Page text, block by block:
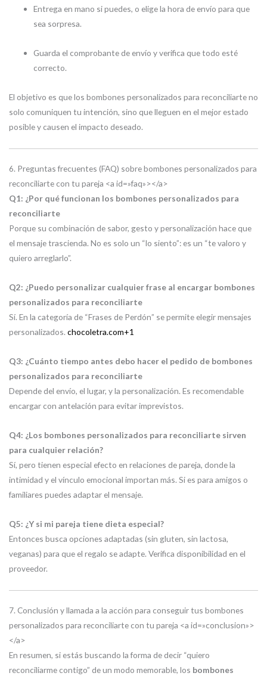
Entrega en mano si puedes, o elige la hora de envío para que
sea sorpresa.
Guarda el comprobante de envío y verifica que todo esté
correcto.
El objetivo es que los bombones personalizados para reconciliarte no
solo comuniquen tu intención, sino que lleguen en el mejor estado
posible y causen el impacto deseado.
6. Preguntas frecuentes (FAQ) sobre bombones personalizados para
reconciliarte con tu pareja <a id=»faq»></a>
Q1: ¿Por qué funcionan los bombones personalizados para
reconciliarte
Porque su combinación de sabor, gesto y personalización hace que
el mensaje trascienda. No es solo un “lo siento”: es un “te valoro y
quiero arreglarlo”.
Q2: ¿Puedo personalizar cualquier frase al encargar bombones
personalizados para reconciliarte
Sí. En la categoría de “Frases de Perdón” se permite elegir mensajes
personalizados. chocoletra.com+1
Q3: ¿Cuánto tiempo antes debo hacer el pedido de bombones
personalizados para reconciliarte
Depende del envío, el lugar, y la personalización. Es recomendable
encargar con antelación para evitar imprevistos.
Q4: ¿Los bombones personalizados para reconciliarte sirven
para cualquier relación?
Sí, pero tienen especial efecto en relaciones de pareja, donde la
intimidad y el vínculo emocional importan más. Si es para amigos o
familiares puedes adaptar el mensaje.
Q5: ¿Y si mi pareja tiene dieta especial?
Entonces busca opciones adaptadas (sin gluten, sin lactosa,
veganas) para que el regalo se adapte. Verifica disponibilidad en el
proveedor.
7. Conclusión y llamada a la acción para conseguir tus bombones
personalizados para reconciliarte con tu pareja <a id=»conclusion»>
</a>
En resumen, si estás buscando la forma de decir “quiero
reconciliarme contigo” de un modo memorable, los bombones